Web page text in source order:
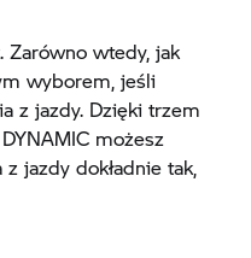
Zarówno wtedy, jak
wyborem, jeśli
z jazdy. Dzięki trzem
możesz
jazdy dokładnie tak,